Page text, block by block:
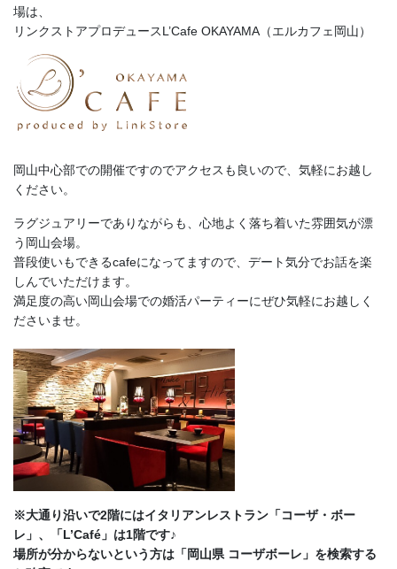
場は、
リンクストアプロデュースL’Cafe OKAYAMA（エルカフェ岡山）
岡山中心部での開催ですのでアクセスも良いので、気軽にお越し
ください。
ラグジュアリーでありながらも、心地よく落ち着いた雰囲気が漂
う岡山会場。
普段使いもできるcafeになってますので、デート気分でお話を楽
しんでいただけます。
満足度の高い岡山会場での婚活パーティーにぜひ気軽にお越しく
ださいませ。
※大通り沿いで2階にはイタリアンレストラン「コーザ・ボー
レ」、「L’Café」は1階です♪
場所が分からないという方は「岡山県 コーザボーレ」を検索する